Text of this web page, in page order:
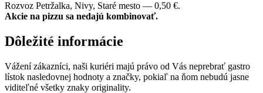
Rozvoz Petržalka, Nivy, Staré mesto — 0,50 €.
Akcie na pizzu sa nedajú kombinovať.
Dôležité informácie
Vážení zákazníci, naši kuriéri majú právo od Vás neprebrať gastro
lístok nasledovnej hodnoty a značky, pokiaľ na ňom nebudú jasne
viditeľné všetky znaky originality.